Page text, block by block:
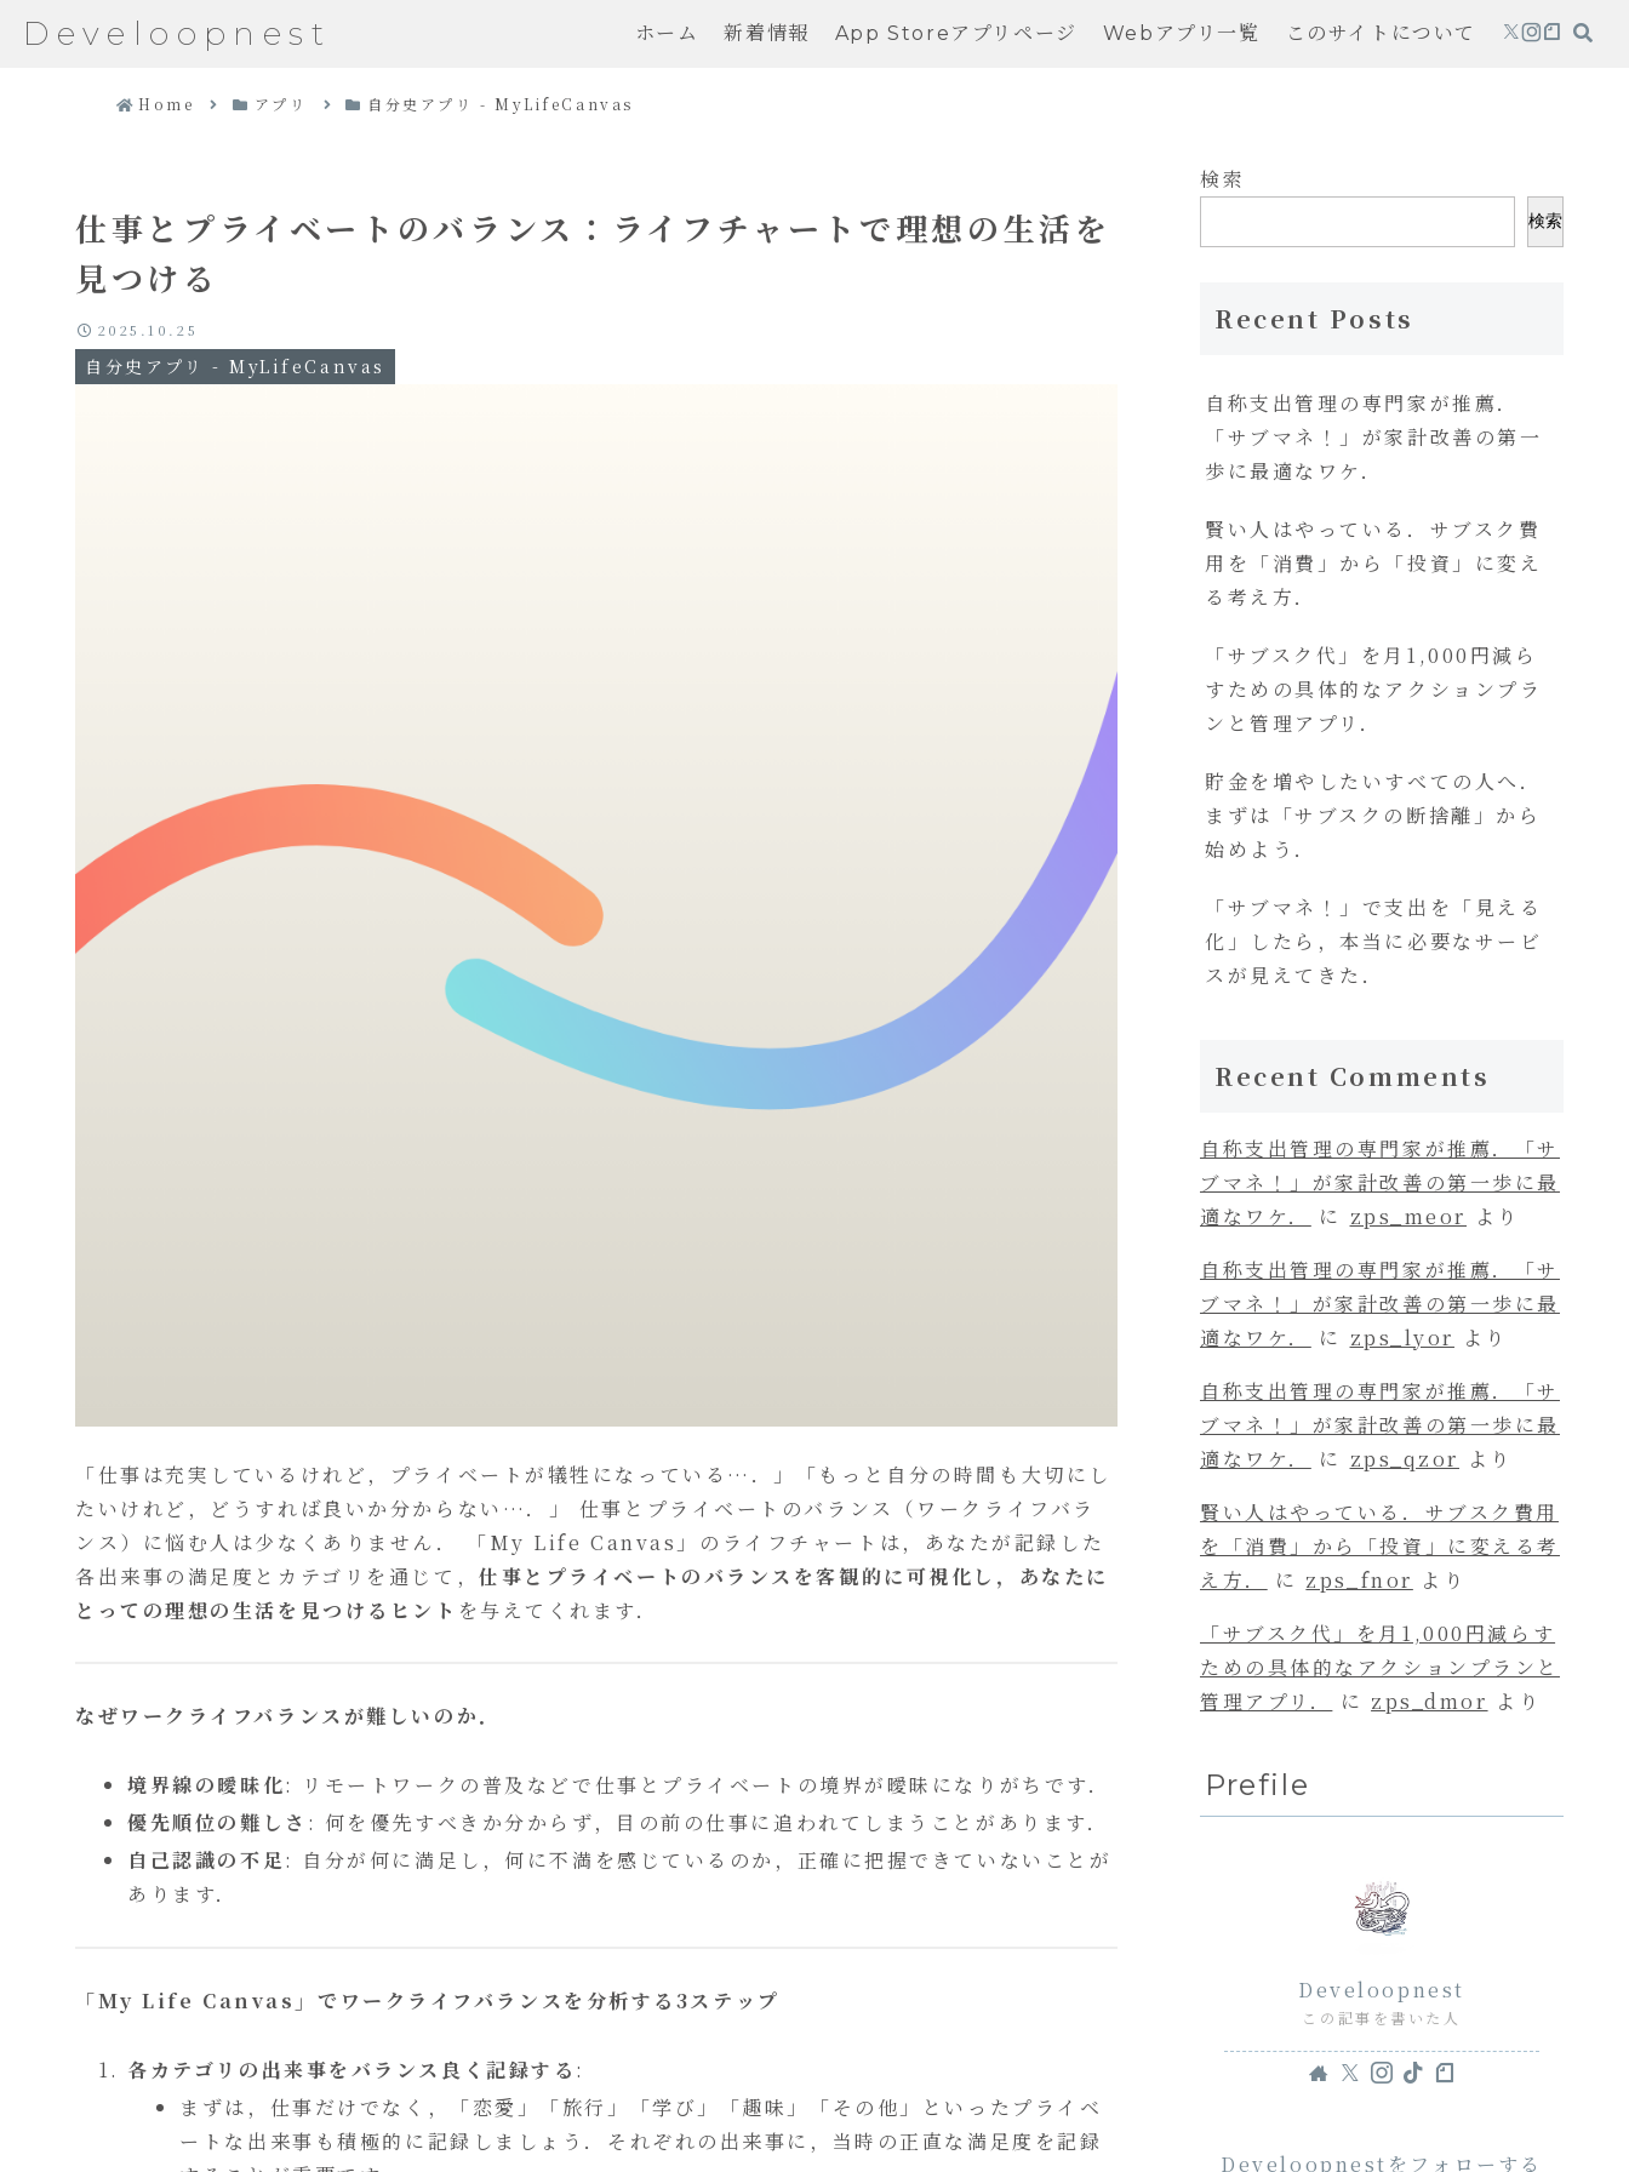
Develoopnest ホーム 新着情報 App Storeアプリページ Webアプリ一覧 このサイトについて
Home アプリ 自分史アプリ - MyLifeCanvas
仕事とプライベートのバランス：ライフチャートで理想の生活を
見つける
自分史アプリ - MyLifeCanvas
2025.10.25
「仕事は充実しているけれど，プライベートが犠牲になっている…．」「もっと自分の時間も大切にし
たいけれど，どうすれば良いか分からない…．」 仕事とプライベートのバランス（ワークライフバラ
ンス）に悩む人は少なくありません． 「My Life Canvas」のライフチャートは，あなたが記録した
各出来事の満足度とカテゴリを通じて，仕事とプライベートのバランスを客観的に可視化し，あなたに
とっての理想の生活を見つけるヒント を与えてくれます．
なぜワークライフバランスが難しいのか．
境界線の曖昧化: リモートワークの普及などで仕事とプライベートの境界が曖昧になりがちです．
優先順位の難しさ : 何を優先すべきか分からず，目の前の仕事に追われてしまうことがあります．
自己認識の不足: 自分が何に満足し，何に不満を感じているのか，正確に把握できていないことが
あります．
「My Life Canvas」でワークライフバランスを分析する3ステップ
各カテゴリの出来事をバランス良く記録する :
まずは，仕事だけでなく，「恋愛」「旅行」「学び」「趣味」「その他」といったプライベ
ートな出来事も積極的に記録しましょう．それぞれの出来事に，当時の正直な満足度を記録
検索
検索
Recent Posts
自称支出管理の専門家が推薦．
「サブマネ！」が家計改善の第一
歩に最適なワケ．
賢い人はやっている．サブスク費
用を「消費」から「投資」に変え
る考え方．
「サブスク代」を月1,000円減ら
すための具体的なアクションプラ
ンと管理アプリ．
貯金を増やしたいすべての人へ．
まずは「サブスクの断捨離」から
始めよう．
「サブマネ！」で支出を「見える
化」したら，本当に必要なサービ
スが見えてきた．
Recent Comments
自称支出管理の専門家が推薦．「サ
ブマネ！」が家計改善の第一歩に最
適なワケ．
に zps_meor より
自称支出管理の専門家が推薦．「サ
ブマネ！」が家計改善の第一歩に最
適なワケ．
に zps_lyor より
自称支出管理の専門家が推薦．「サ
ブマネ！」が家計改善の第一歩に最
適なワケ．
に zps_qzor より
賢い人はやっている．サブスク費用
を「消費」から「投資」に変える考
え方．
に zps_fnor より
「サブスク代」を月1,000円減らす
ための具体的なアクションプランと
管理アプリ．
に zps_dmor より
Prefile
Develoopnest
この記事を書いた人
Develoopnestをフォローする